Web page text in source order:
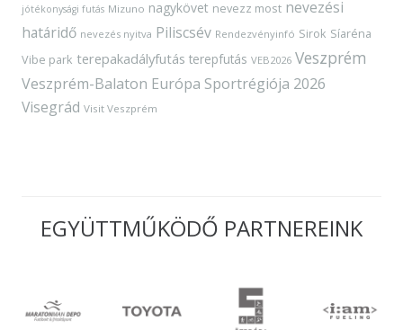
jótékonysági futás Mizuno nagykövet nevezz most nevezési
határidő nevezés nyitva Piliscsév Rendezvényinfó Sirok Síaréna
Vibe park terepakadályfutás terepfutás VEB2026 Veszprém
Veszprém-Balaton Európa Sportrégiója 2026
Visegrád Visit Veszprém
EGYÜTTMŰKÖDŐ PARTNEREINK